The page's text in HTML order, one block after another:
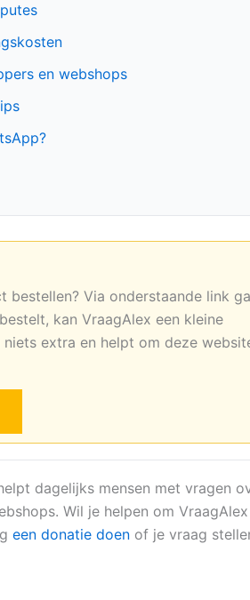
en webshops
Via onderstaande link
kan VraagAlex een kleine
extra en helpt om deze
dagelijks mensen met vragen
Wil je helpen om VraagAlex
een donatie doen of je vraag